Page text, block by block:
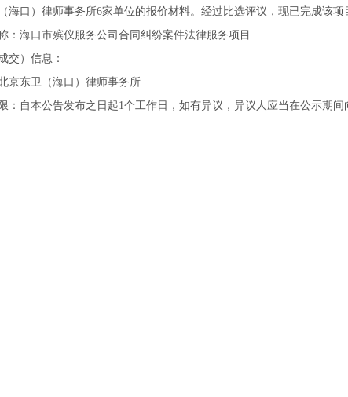
海口）律师事务所6家单位的报价材料。经过比选评议，现已完成该项
：海口市殡仪服务公司合同纠纷案件法律服务项目
交）信息：
京东卫（海口）律师事务所
：自本公告发布之日起1个工作日，如有异议，异议人应当在公示期间